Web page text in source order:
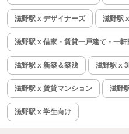
滋野駅 x デザイナーズ 滋野駅
滋野駅 x 借家・賃貸一戸建て・一軒
滋野駅 x 新築＆築浅 滋野駅 x
滋野駅 x 賃貸マンション 滋野
滋野駅 x 学生向け